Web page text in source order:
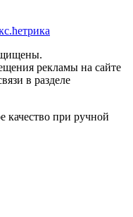
рекламы на сайте
в разделе
качество при ручной